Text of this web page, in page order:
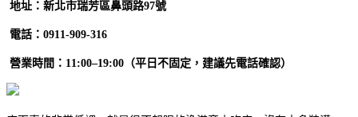
地址：新北市瑞芳區鼻頭路97號
電話：0911-909-316
營業時間：11:00–19:00（平日不固定，建議先電話確認）